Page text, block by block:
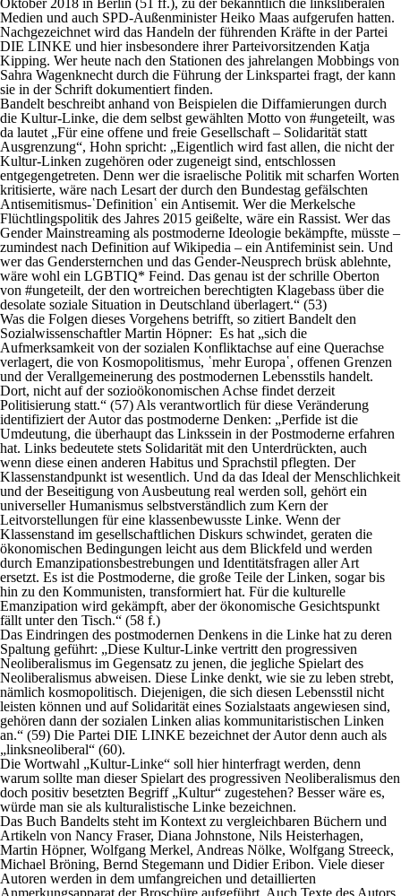
Oktober 2018 in Berlin (51 ff.), zu der bekanntlich die linksliberalen
Medien und auch SPD-Außenminister Heiko Maas aufgerufen hatten.
Nachgezeichnet wird das Handeln der führenden Kräfte in der Partei
DIE LINKE und hier insbesondere ihrer Parteivorsitzenden Katja
Kipping. Wer heute nach den Stationen des jahrelangen Mobbings von
Sahra Wagenknecht durch die Führung der Linkspartei fragt, der kann
sie in der Schrift dokumentiert finden.
Bandelt beschreibt anhand von Beispielen die Diffamierungen durch
die Kultur-Linke, die dem selbst gewählten Motto von #ungeteilt, was
da lautet „Für eine offene und freie Gesellschaft – Solidarität statt
Ausgrenzung“, Hohn spricht: „Eigentlich wird fast allen, die nicht der
Kultur-Linken zugehören oder zugeneigt sind, entschlossen
entgegengetreten. Denn wer die israelische Politik mit scharfen Worten
kritisierte, wäre nach Lesart der durch den Bundestag gefälschten
Antisemitismus-῾Definition῾ ein Antisemit. Wer die Merkelsche
Flüchtlingspolitik des Jahres 2015 geißelte, wäre ein Rassist. Wer das
Gender Mainstreaming als postmoderne Ideologie bekämpfte, müsste –
zumindest nach Definition auf Wikipedia – ein Antifeminist sein. Und
wer das Gendersternchen und das Gender-Neusprech brüsk ablehnte,
wäre wohl ein LGBTIQ* Feind. Das genau ist der schrille Oberton
von #ungeteilt, der den wortreichen berechtigten Klagebass über die
desolate soziale Situation in Deutschland überlagert.“ (53)
Was die Folgen dieses Vorgehens betrifft, so zitiert Bandelt den
Sozialwissenschaftler Martin Höpner: Es hat „sich die
Aufmerksamkeit von der sozialen Konfliktachse auf eine Querachse
verlagert, die von Kosmopolitismus, ῾mehr Europa῾, offenen Grenzen
und der Verallgemeinerung des postmodernen Lebensstils handelt.
Dort, nicht auf der sozioökonomischen Achse findet derzeit
Politisierung statt.“ (57) Als verantwortlich für diese Veränderung
identifiziert der Autor das postmoderne Denken: „Perfide ist die
Umdeutung, die überhaupt das Linkssein in der Postmoderne erfahren
hat. Links bedeutete stets Solidarität mit den Unterdrückten, auch
wenn diese einen anderen Habitus und Sprachstil pflegten. Der
Klassenstandpunkt ist wesentlich. Und da das Ideal der Menschlichkeit
und der Beseitigung von Ausbeutung real werden soll, gehört ein
universeller Humanismus selbstverständlich zum Kern der
Leitvorstellungen für eine klassenbewusste Linke. Wenn der
Klassenstand im gesellschaftlichen Diskurs schwindet, geraten die
ökonomischen Bedingungen leicht aus dem Blickfeld und werden
durch Emanzipationsbestrebungen und Identitätsfragen aller Art
ersetzt. Es ist die Postmoderne, die große Teile der Linken, sogar bis
hin zu den Kommunisten, transformiert hat. Für die kulturelle
Emanzipation wird gekämpft, aber der ökonomische Gesichtspunkt
fällt unter den Tisch.“ (58 f.)
Das Eindringen des postmodernen Denkens in die Linke hat zu deren
Spaltung geführt: „Diese Kultur-Linke vertritt den progressiven
Neoliberalismus im Gegensatz zu jenen, die jegliche Spielart des
Neoliberalismus abweisen. Diese Linke denkt, wie sie zu leben strebt,
nämlich kosmopolitisch. Diejenigen, die sich diesen Lebensstil nicht
leisten können und auf Solidarität eines Sozialstaats angewiesen sind,
gehören dann der sozialen Linken alias kommunitaristischen Linken
an.“ (59) Die Partei DIE LINKE bezeichnet der Autor denn auch als
„linksneoliberal“ (60).
Die Wortwahl „Kultur-Linke“ soll hier hinterfragt werden, denn
warum sollte man dieser Spielart des progressiven Neoliberalismus den
doch positiv besetzten Begriff „Kultur“ zugestehen? Besser wäre es,
würde man sie als kulturalistische Linke bezeichnen.
Das Buch Bandelts steht im Kontext zu vergleichbaren Büchern und
Artikeln von Nancy Fraser, Diana Johnstone, Nils Heisterhagen,
Martin Höpner, Wolfgang Merkel, Andreas Nölke, Wolfgang Streeck,
Michael Bröning, Bernd Stegemann und Didier Eribon. Viele dieser
Autoren werden in dem umfangreichen und detaillierten
Anmerkungsapparat der Broschüre aufgeführt. Auch Texte des Autors